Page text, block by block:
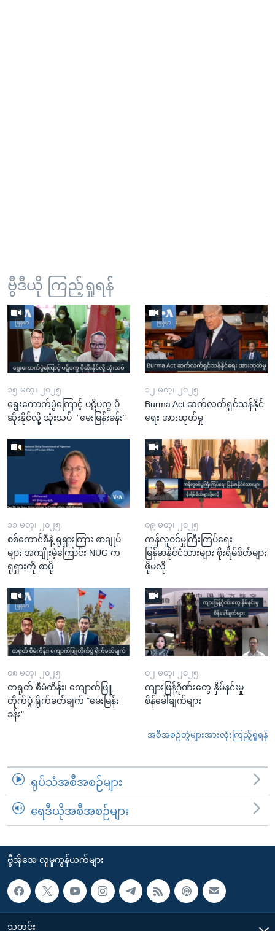
ဗွီဒီယို ကြည့်ရှုရန်
၁၅ မတ္၊ ၂၀၂၅
ရွေးကောက်ပွဲကြောင့် ပဋိပက္ခ ပို
ဆိုးနိုင်လို့ သုံးသပ် "မေးမြန်းခန်း"
၁၂ မတ္၊ ၂၀၂၅
Burma Act ဆက်လက်ရှင်သန်နိုင်
ရေး အားထုတ်မှု
၁၁ မတ္၊ ၂၀၂၅
စစ်ကောင်စီနဲ့ ရုရှားကြား စာချုပ်
များ အကျိုးမဲ့ကြောင်း NUG က
ရုရှားကို စာပို့
၀၉ မတ္၊ ၂၀၂၅
ကန်လူဝင်မှုကြီးကြပ်ရေး
မြန်မာနိုင်ငံသားများ စိုးရိမ်စိတ်များ
ဖို့မလို
၀၈ မတ္၊ ၂၀၂၅
တရုတ် စီမံကိန်း၊ ကျောက်ဖြူ
တိုက်ပွဲ ရိုက်ခတ်ချက် "မေးမြန်း
ခန်း"
၀၂ မတ္၊ ၂၀၂၅
ကျားဖြန့်ဂိုဏ်းတွေ နှိမ်နင်းမှု
စိန်ခေါ်ချက်များ
အစီအစဉ်တွဲများအားလုံးကြည့်ရှုရန်
ရုပ်သံအစီအစဉ်များ
ရေဒီယိုအစီအစဉ်များ
ဗွီအိုအေ လူမှုကွန်ယက်များ
သတင်း